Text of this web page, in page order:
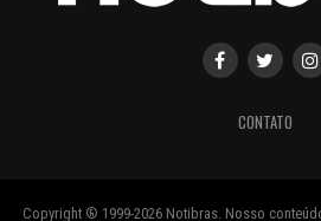
CONTATO
Copyright ® 1999-2026 Notibras. Nosso